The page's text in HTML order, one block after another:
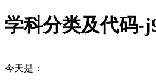
学科分类及代码-
今天是：